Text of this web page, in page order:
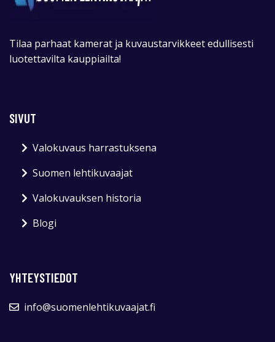
Tilaa parhaat kamerat ja kuvaustarvikkeet edullisesti
luotettavilta kauppiailta!
SIVUT
Valokuvaus harrastuksena
Suomen lehtikuvaajat
Valokuvauksen historia
Blogi
YHTEYSTIEDOT
info@suomenlehtikuvaajat.fi